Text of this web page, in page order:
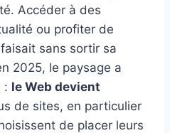
Accéder à des
ou profiter de
sans sortir sa
2025, le paysage a
: le Web devient
de sites, en particulier
de placer leurs